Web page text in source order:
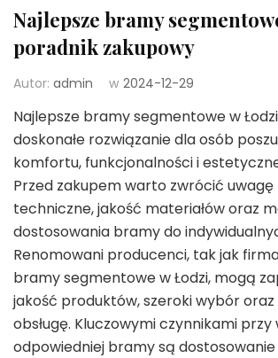
Najlepsze bramy
poradnik zakupowy
Autor: admin w 2024-12-29
Najlepsze bramy segmentowe w
doskonałe rozwiązanie dla osób
komfortu, funkcjonalności i
Przed zakupem warto zwrócić
techniczne, jakość materiałów oraz
dostosowania bramy do
Renomowani producenci, tak jak
bramy segmentowe w Łodzi, mogą
jakość produktów, szeroki wybór
obsługę. Kluczowymi czynnikami
odpowiedniej bramy są